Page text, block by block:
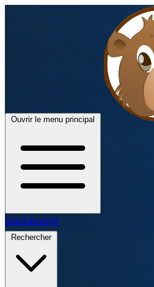
Ouvrir le menu principal
Dashboard
Rechercher